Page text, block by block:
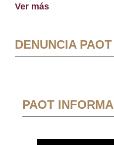
Ver más
DENUNCIA PAOT
PAOT INFORMA